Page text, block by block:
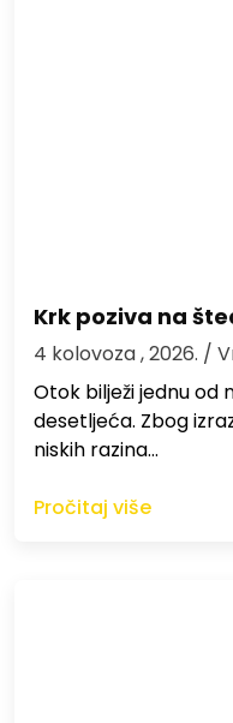
Krk poziva na
4 kolovoza , 2026. /
Otok bilježi jednu od
desetljeća. Zbog
niskih razina…
Pročitaj više